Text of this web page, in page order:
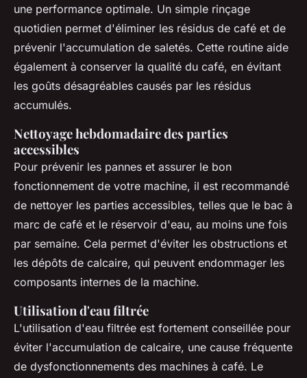
une performance optimale. Un simple rinçage
quotidien permet d'éliminer les résidus de café et de
prévenir l'accumulation de saletés. Cette routine aide
également à conserver la qualité du café, en évitant
les goûts désagréables causés par les résidus
accumulés.
Nettoyage hebdomadaire des parties
accessibles
Pour prévenir les pannes et assurer le bon
fonctionnement de votre machine, il est recommandé
de nettoyer les parties accessibles, telles que le bac à
marc de café et le réservoir d'eau, au moins une fois
par semaine. Cela permet d'éviter les obstructions et
les dépôts de calcaire, qui peuvent endommager les
composants internes de la machine.
Utilisation d'eau filtrée
L'utilisation d'eau filtrée est fortement conseillée pour
éviter l'accumulation de calcaire, une cause fréquente
de dysfonctionnements des machines à café. Le